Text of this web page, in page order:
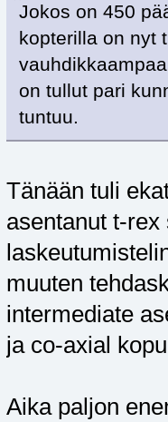
Jokos on 450
kopterilla on nyt
on tullut pari
tuntuu.
Tänään tuli
asentanut t-
muuten
intermediate
ja co-axial
Aika paljon